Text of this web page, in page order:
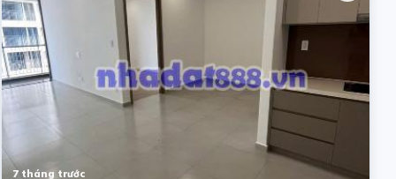
7 tháng trước